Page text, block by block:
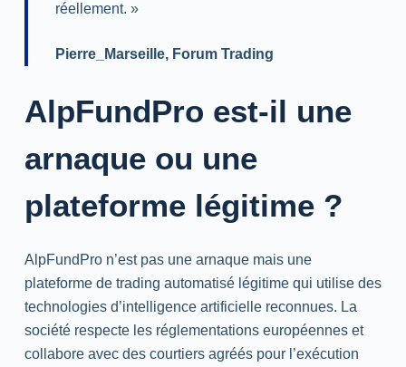
réellement. »
Pierre_Marseille, Forum Trading
AlpFundPro est-il une
arnaque ou une
plateforme légitime ?
AlpFundPro n’est pas une arnaque mais une
plateforme de trading automatisé légitime qui utilise des
technologies d’intelligence artificielle reconnues. La
société respecte les réglementations européennes et
collabore avec des courtiers agréés pour l’exécution